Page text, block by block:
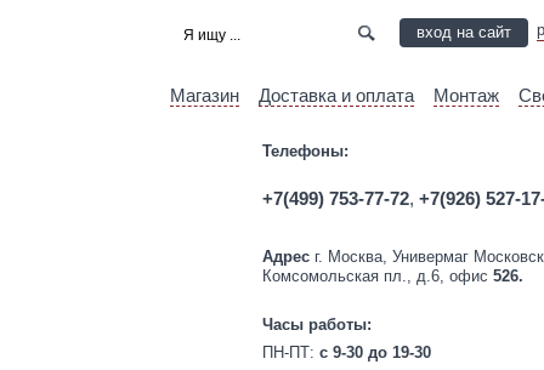
вход на сайт
Магазин Доставка и оплата Монтаж
Телефоны:
+7(499) 753-77-72, +7(926) 527-
Адресг. Москва, Универмаг
Комсомольская пл., д.6, офис 526.
Часы работы:
ПН-ПТ: c 9-30 до 19-30